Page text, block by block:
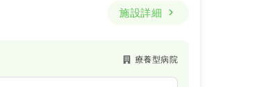
施設詳細
療養型病院